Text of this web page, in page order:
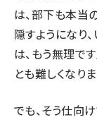
は、部下も本当
隠すようになり
は、もう無理で
とも難しくなりま
でも、そう仕向